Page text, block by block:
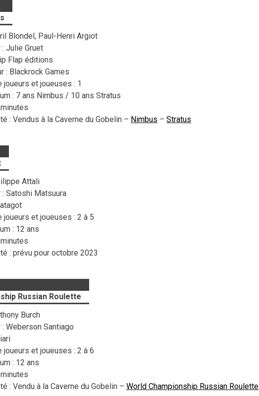
Blondel, Paul-Henri Argiot
Julie Gruet
Flap éditions
: Blackrock Games
joueurs et joueuses : 1
: 7 ans Nimbus / 10 ans Stratus
: Vendus à la Caverne du Gobelin – Nimbus – Stratus
Attali
Satoshi Matsuura
joueurs et joueuses : 2 à 5
: 12 ans
: prévu pour octobre 2023
Russian Roulette
Burch
Weberson Santiago
joueurs et joueuses : 2 à 6
: 12 ans
: Vendu à la Caverne du Gobelin – World Championship Russian Roulette